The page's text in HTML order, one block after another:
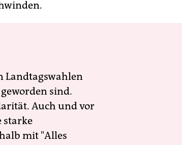
Landtagswahlen
sind.
Auch und vor
starke
mit "Alles